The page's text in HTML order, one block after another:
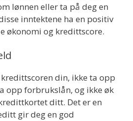
lønnen eller ta på deg en
inntektene ha en positiv
økonomi og kredittscore.
din, ikke ta opp
opp forbrukslån, og ikke øk
ditt. Det er en
gir deg en god